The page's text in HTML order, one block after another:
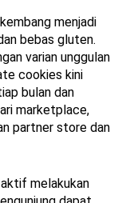
menjadi
bebas gluten.
varian unggulan
cookies kini
bulan dan
marketplace,
partner store dan
melakukan